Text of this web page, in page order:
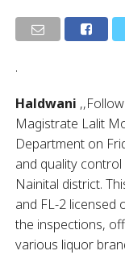
.
Haldwani
Magistrate Lalit
Department on
and quality
Nainital district.
and FL-2 licensed
the inspections,
various liquor